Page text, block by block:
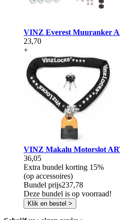
VINZ Everest Muuranker
23,70
+
VINZ Makalu Motorslot
36,05
Extra bundel korting 15%
(op accessoires)
Bundel prijs237,78
Deze bundel is op voorraad!
Klik en bestel >